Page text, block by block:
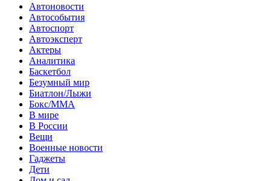
Автоновости
Автособытия
Автоспорт
Автоэксперт
Актеры
Аналитика
Баскетбол
Безумный мир
Биатлон/Лыжи
Бокс/MMA
В мире
В России
Вещи
Военные новости
Гаджеты
Дети